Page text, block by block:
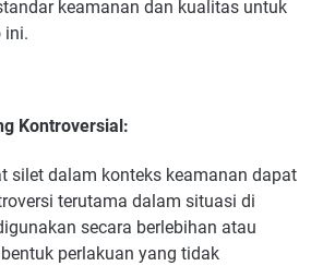
keamanan dan kualitas untuk
ini.
Kontroversial:
silet dalam konteks keamanan dapat
terutama dalam situasi di
secara berlebihan atau
perlakuan yang tidak